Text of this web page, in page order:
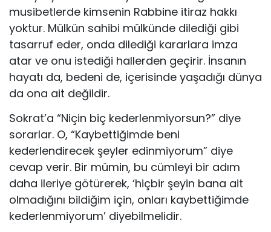
musibetlerde kimsenin Rabbine itiraz hakkı
yoktur. Mülkün sahibi mülkünde dilediği gibi
tasarruf eder, onda dilediği kararlara imza
atar ve onu istediği hallerden geçirir. İnsanın
hayatı da, bedeni de, içerisinde yaşadığı dünya
da ona ait değildir.
Sokrat’a “Niçin biç kederlenmiyorsun?” diye
sorarlar. O, “Kaybettiğimde beni
kederlendirecek şeyler edinmiyorum” diye
cevap verir. Bir mümin, bu cümleyi bir adım
daha ileriye götürerek, ‘hiçbir şeyin bana ait
olmadığını bildiğim için, onları kaybettiğimde
kederlenmiyorum’ diyebilmelidir.